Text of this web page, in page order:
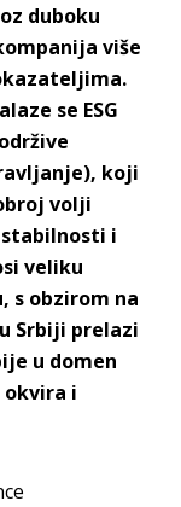
duboku
više
se ESG
koji
volji
i
veliku
s obzirom na
Srbiji prelazi
u domen
i